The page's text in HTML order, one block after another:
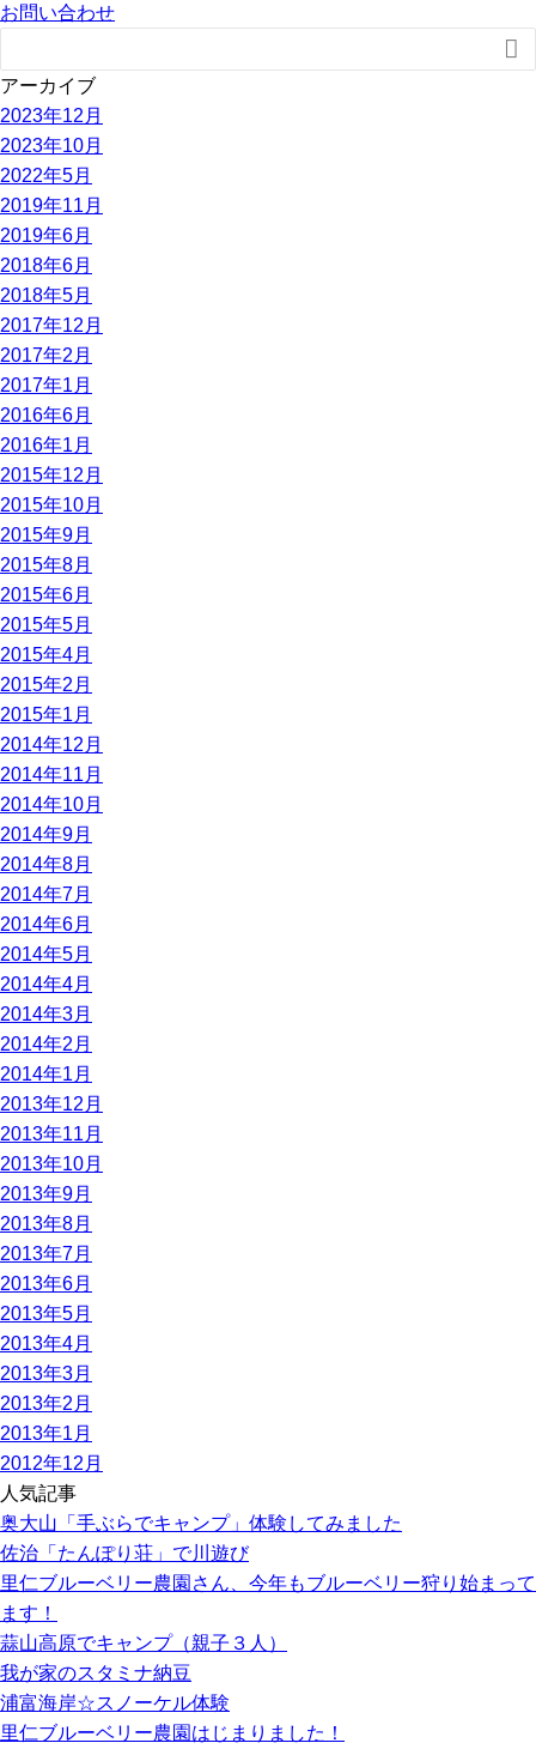
お問い合わせ

アーカイブ
2023年12月
2023年10月
2022年5月
2019年11月
2019年6月
2018年6月
2018年5月
2017年12月
2017年2月
2017年1月
2016年6月
2016年1月
2015年12月
2015年10月
2015年9月
2015年8月
2015年6月
2015年5月
2015年4月
2015年2月
2015年1月
2014年12月
2014年11月
2014年10月
2014年9月
2014年8月
2014年7月
2014年6月
2014年5月
2014年4月
2014年3月
2014年2月
2014年1月
2013年12月
2013年11月
2013年10月
2013年9月
2013年8月
2013年7月
2013年6月
2013年5月
2013年4月
2013年3月
2013年2月
2013年1月
2012年12月
人気記事
奥大山「手ぶらでキャンプ」体験してみました
佐治「たんぽり荘」で川遊び
里仁ブルーベリー農園さん、今年もブルーベリー狩り始まって
ます！
蒜山高原でキャンプ（親子３人）
我が家のスタミナ納豆
浦富海岸☆スノーケル体験
里仁ブルーベリー農園はじまりました！